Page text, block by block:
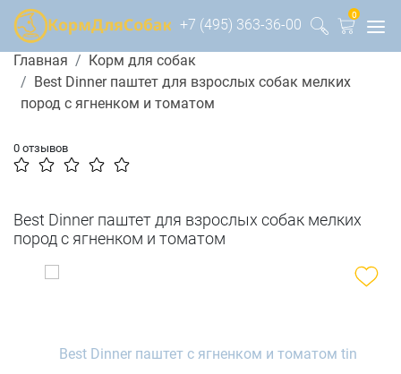
+7 (495) 363-36-00
0
Главная
Корм для собак
Best Dinner паштет для взрослых собак мелких
пород с ягненком и томатом
0 отзывов
Best Dinner паштет для взрослых собак мелких
пород с ягненком и томатом